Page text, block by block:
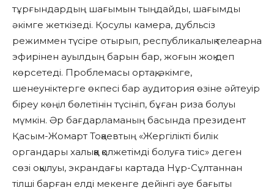
тұрғындардың шағымын тыңдайды, шағымды
әкімге жеткізеді. Қосулы камера, дубльсіз
режиммен түсіре отырып, республикалық телеарна
эфирінен ауылдың барын бар, жоғын жоқ деп
көрсетеді. Проблемасы ортақ, әкімге,
шенеуніктерге өкпесі бар аудитория өзіне әйтеуір
біреу көңіл бөлетінін түсініп, бұған риза болуы
мүмкін. Әр бағдарламаның басында президент
Қасым-Жомарт Тоқаевтың «Жергілікті билік
органдары халыққа қолжетімді болуға тиіс» деген
сөзі оқылуы, экрандағы картада Нұр-Сұлтаннан
тілші барған елді мекенге дейінгі әуе бағыты